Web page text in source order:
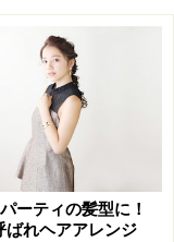
ーティの髪型に！
ばれヘアアレンジ